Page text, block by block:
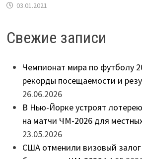
03.01.2021
Свежие записи
Чемпионат мира по футболу
рекорды посещаемости и
26.06.2026
В Нью-Йорке устроят
на матчи ЧМ-2026 для
23.05.2026
США отменили визовый